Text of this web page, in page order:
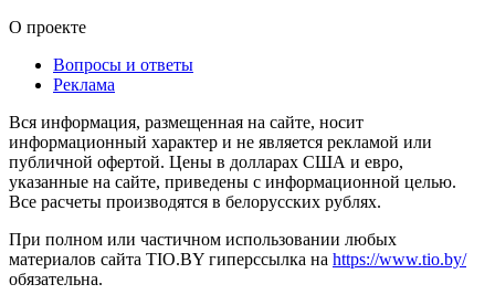
О проекте
Вопросы и ответы
Реклама
Вся информация, размещенная на сайте, носит
информационный характер и не является рекламой или
публичной офертой. Цены в долларах США и евро,
указанные на сайте, приведены с информационной целью.
Все расчеты производятся в белорусских рублях.
При полном или частичном использовании любых
материалов сайта TIO.BY гиперссылка на https://www.tio.by/
обязательна.